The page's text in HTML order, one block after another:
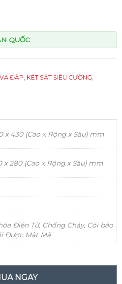
QUỐC
ĐẬP, KÉT SẮT SIÊU CƯỜNG,
x 430 (Cao x Rộng x Sâu) mm
x 280 (Cao x Rộng x Sâu) mm
Điện Tử, Chống Cháy, Còi báo
Được Mật Mã
NGAY